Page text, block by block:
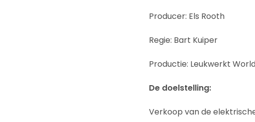
Producer: Els Rooth
Regie: Bart Kuiper
Productie: Leukwerkt
De doelstelling:
Verkoop van de